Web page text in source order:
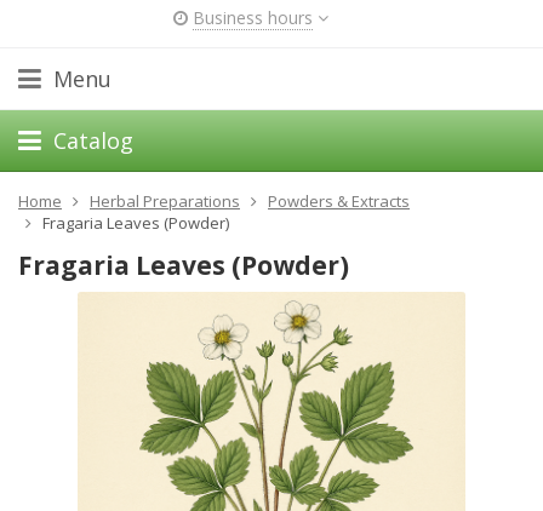
Business hours
Menu
Catalog
Home Herbal Preparations
Powders & Extracts
Fragaria Leaves (Powder)
Fragaria Leaves (Powder)